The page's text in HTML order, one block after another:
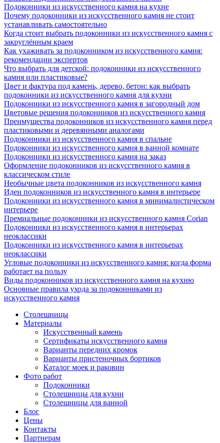
Подоконники из искусственного камня на кухне
Почему подоконники из искусственного камня не стоит
устанавливать самостоятельно
Когда стоит выбрать подоконники из искусственного камня с
закруглённым краем
Как ухаживать за подоконником из искусственного камня:
рекомендации экспертов
Что выбрать для детской: подоконники из искусственного
камня или пластиковые?
Цвет и фактура под камень, дерево, бетон: как выбрать
подоконники из искусственного камня для кухни
Подоконники из искусственного камня в загородный дом
Цветовые решения подоконников из искусственного камня
Преимущества подоконников из искусственного камня перед
пластиковыми и деревянными аналогами
Подоконники из искусственного камня в спальне
Подоконники из искусственного камня в ванной комнате
Подоконники из искусственного камня на заказ
Оформление подоконников из искусственного камня в
классическом стиле
Необычные цвета подоконников из искусственного камня
Идеи подоконников из искусственного камня в интерьере
Подоконники из искусственного камня в минималистическом
интерьере
Премиальные подоконники из искусственного камня Corian
Подоконники из искусственного камня в интерьерах
неоклассики
Подоконники из искусственного камня в интерьерах
неоклассики
Угловые подоконники из искусственного камня: когда форма
работает на пользу
Виды подоконников из искусственного камня на кухню
Основные правила ухода за подоконниками из
искусственного камня
Столешницы
Материалы
Искусственный камень
Сертификаты искусственного камня
Варианты передних кромок
Варианты пристеночных бортиков
Каталог моек и раковин
Фото работ
Подоконники
Столешницы для кухни
Столешницы для ванной
Блог
Цены
Контакты
Партнерам